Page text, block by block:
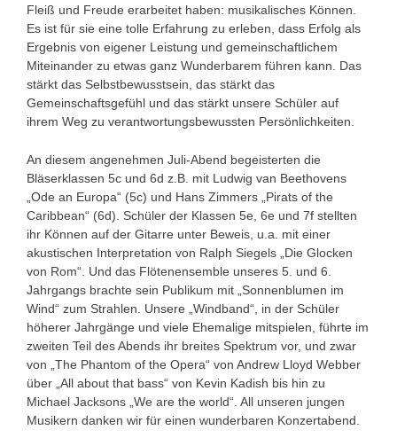
Fleiß und Freude erarbeitet haben: musikalisches Können.
Es ist für sie eine tolle Erfahrung zu erleben, dass Erfolg als
Ergebnis von eigener Leistung und gemeinschaftlichem
Miteinander zu etwas ganz Wunderbarem führen kann. Das
stärkt das Selbstbewusstsein, das stärkt das
Gemeinschaftsgefühl und das stärkt unsere Schüler auf
ihrem Weg zu verantwortungsbewussten Persönlichkeiten.
An diesem angenehmen Juli-Abend begeisterten die
Bläserklassen 5c und 6d z.B. mit Ludwig van Beethovens
„Ode an Europa“ (5c) und Hans Zimmers „Pirats of the
Caribbean“ (6d). Schüler der Klassen 5e, 6e und 7f stellten
ihr Können auf der Gitarre unter Beweis, u.a. mit einer
akustischen Interpretation von Ralph Siegels „Die Glocken
von Rom“. Und das Flötenensemble unseres 5. und 6.
Jahrgangs brachte sein Publikum mit „Sonnenblumen im
Wind“ zum Strahlen. Unsere „Windband“, in der Schüler
höherer Jahrgänge und viele Ehemalige mitspielen, führte im
zweiten Teil des Abends ihr breites Spektrum vor, und zwar
von „The Phantom of the Opera“ von Andrew Lloyd Webber
über „All about that bass“ von Kevin Kadish bis hin zu
Michael Jacksons „We are the world“. All unseren jungen
Musikern danken wir für einen wunderbaren Konzertabend.